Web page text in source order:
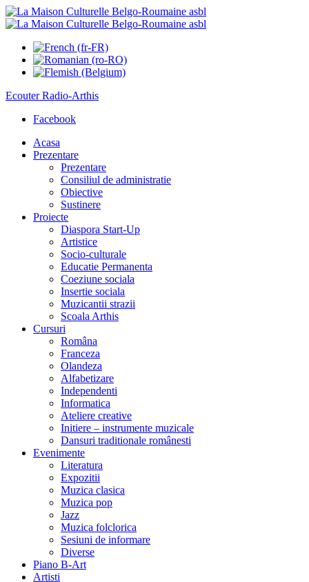
EcouterRadio-Arthis
Facebook
Acasa
Prezentare
Prezentare
Consiliul de administratie
Obiective
Sustinere
Proiecte
Diaspora Start-Up
Artistice
Socio-culturale
Educatie Permanenta
Coeziune sociala
Insertie sociala
Muzicantii strazii
Scoala Arthis
Cursuri
Româna
Franceza
Olandeza
Alfabetizare
Independenti
Informatica
Ateliere creative
Initiere – instrumente muzicale
Dansuri traditionale românesti
Evenimente
Literatura
Expozitii
Muzica clasica
Muzica pop
Jazz
Muzica folclorica
Sesiuni de informare
Diverse
Piano B-Art
Artisti